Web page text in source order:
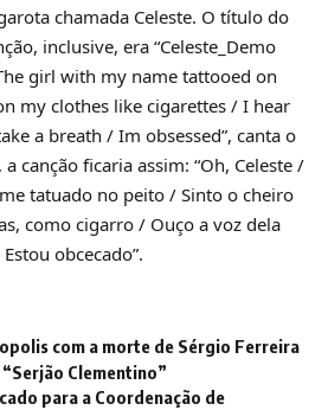
chamada Celeste. O título do
inclusive, era “Celeste_Demo
girl with my name tattooed on
my clothes like cigarettes / I hear
a breath / Im obsessed”, canta o
canção ficaria assim: “Oh, Celeste /
tatuado no peito / Sinto o cheiro
como cigarro / Ouço a voz dela
obcecado”.
com a morte de Sérgio Ferreira
Clementino”
para a Coordenação de